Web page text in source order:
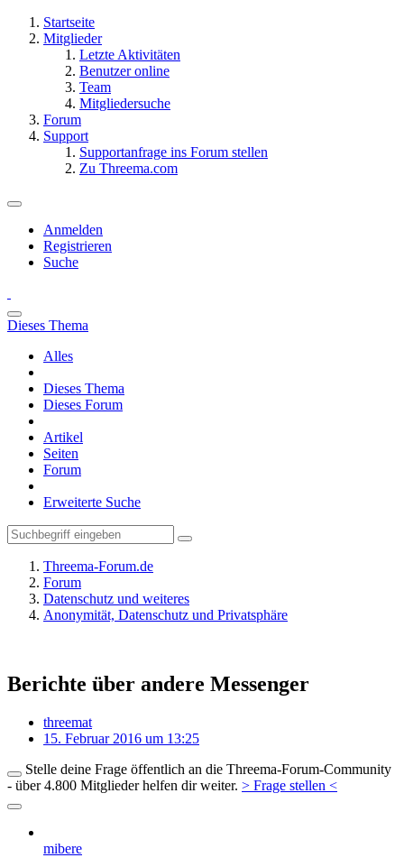
Startseite
Mitglieder
Letzte Aktivitäten
Benutzer online
Team
Mitgliedersuche
Forum
Support
Supportanfrage ins Forum stellen
Zu Threema.com
Anmelden
Registrieren
Suche
Dieses Thema
Alles
Dieses Thema
Dieses Forum
Artikel
Seiten
Forum
Erweiterte Suche
Threema-Forum.de
Forum
Datenschutz und weiteres
Anonymität, Datenschutz und Privatsphäre
Berichte über andere Messenger
threemat
15. Februar 2016 um 13:25
Stelle deine Frage öffentlich an die Threema-Forum-Community
- über 4.800 Mitglieder helfen dir weiter. > Frage stellen <
mibere